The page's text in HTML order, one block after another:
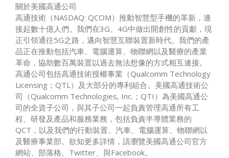
關於美國高通公司
高通技術（NASDAQ: QCOM）推動智慧型手機的革新，連
接起數十億人們。我們在3G、4G中做出開創性的貢獻，現
正引領通往5G之路，邁向智慧互聯裝置新時代。我們的產
品正在推動包括汽車、電腦運算、物聯網以及醫療的產業
革命，協助數百萬裝置以過去無法想像的方式相互連接。
高通公司包括高通技術授權事業（Qualcomm Technology
Licensing；QTL）及大部分的專利組合。美國高通技術公
司（Qualcomm Technologies, Inc.；QTI）為美國高通公
司的全資子公司，與其子公司一起負責管理高通所有工
程、研發及產品和服務業務，包括負責半導體業務的
QCT，以及我們的行動裝置、汽車、電腦運算、物聯網以
及醫療事業部。欲知更多詳情，請瀏覽美國高通公司官方
網站、部落格、Twitter、與Facebook。